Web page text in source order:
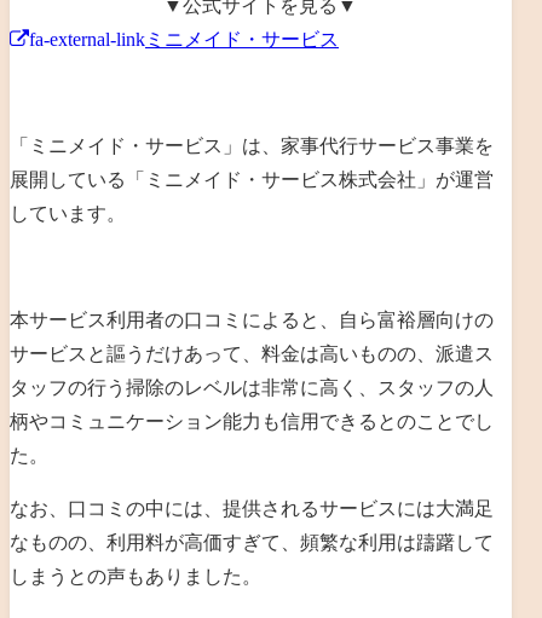
▼公式サイトを見る▼
fa-external-link ミニメイド・サービス
「ミニメイド・サービス」は、家事代行サービス事業を
展開している「ミニメイド・サービス株式会社」が運営
しています。
本サービス利用者の口コミによると、自ら富裕層向けの
サービスと謳うだけあって、料金は高いものの、派遣ス
タッフの行う掃除のレベルは非常に高く、スタッフの人
柄やコミュニケーション能力も信用できるとのことでし
た。
なお、口コミの中には、提供されるサービスには大満足
なものの、利用料が高価すぎて、頻繁な利用は躊躇して
しまうとの声もありました。